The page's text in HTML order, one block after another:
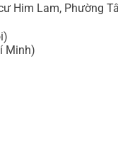
Him Lam, Phường
Minh)